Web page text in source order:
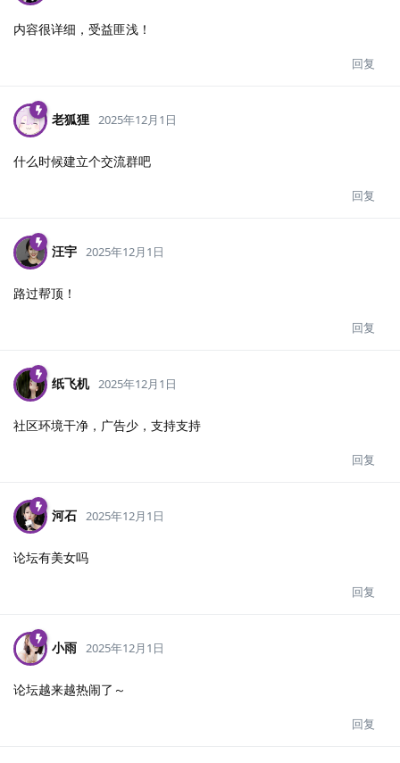
内容很详细，受益匪浅！
回复
老狐狸 2025年12月1日
什么时候建立个交流群吧
回复
汪宇 2025年12月1日
路过帮顶！
回复
纸飞机 2025年12月1日
社区环境干净，广告少，支持支持
回复
河石 2025年12月1日
论坛有美女吗
回复
小雨 2025年12月1日
论坛越来越热闹了～
回复